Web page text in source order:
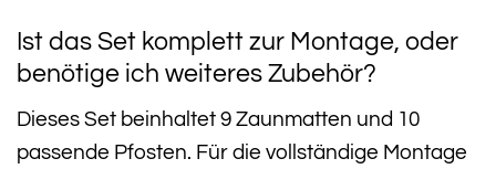
Ist das Set komplett zur Montage, oder
benötige ich weiteres Zubehör?
Dieses Set beinhaltet 9 Zaunmatten und 10
passende Pfosten. Für die vollständige Montage